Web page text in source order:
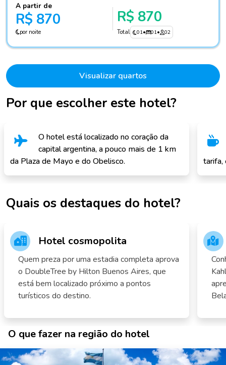
Por que escolher este hotel?
O hotel está localizado no coração da
capital argentina, a pouco mais de 1 km
da Plaza de Mayo e do Obelisco.
tarifa,
A partir de
R$ 870
por noite
R$ 870
Total 01• 01• 02
Visualizar quartos
Quais os destaques do hotel?
Hotel cosmopolita
Quem preza por uma estadia completa aprova
o DoubleTree by Hilton Buenos Aires, que
está bem localizado próximo a pontos
turísticos do destino.
O que fazer na região do hotel